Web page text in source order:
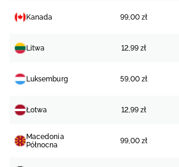
Kanada 99,00 zł
Litwa 12,99 zł
Luksemburg 59,00 zł
Łotwa 12,99 zł
Macedonia
Północna
99,00 zł